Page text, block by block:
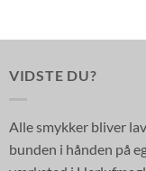
VIDSTE DU?
Alle smykker bliver
bunden i hånden på